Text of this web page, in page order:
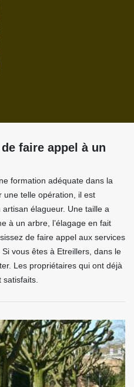
faire appel à un
formation adéquate dans la
une telle opération, il est
élagueur. Une taille a
à un arbre, l’élagage en fait
de faire appel aux services
vous êtes à Etreillers, dans le
Les propriétaires qui ont déjà